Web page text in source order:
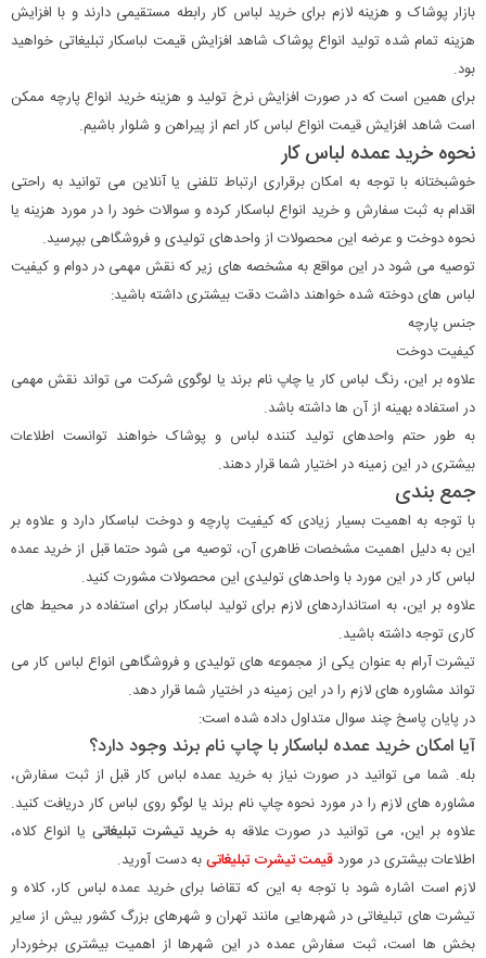
بازار پوشاک و هزینه لازم برای خرید لباس کار رابطه مستقیمی دارند و با افزایش
هزینه تمام شده تولید انواع پوشاک شاهد افزایش قیمت لباسکار تبلیغاتی خواهید
بود.
برای همین است که در صورت افزایش نرخ تولید و هزینه خرید انواع پارچه ممکن
است شاهد افزایش قیمت انواع لباس کار اعم از پیراهن و شلوار باشیم.
نحوه خرید عمده لباس کار
خوشبختانه با توجه به امکان برقراری ارتباط تلفنی یا آنلاین می توانید به راحتی
اقدام به ثبت سفارش و خرید انواع لباسکار کرده و سوالات خود را در مورد هزینه یا
نحوه دوخت و عرضه این محصولات از واحدهای تولیدی و فروشگاهی بپرسید.
توصیه می شود در این مواقع به مشخصه های زیر که نقش مهمی در دوام و کیفیت
لباس های دوخته شده خواهند داشت دقت بیشتری داشته باشید:
جنس پارچه
کیفیت دوخت
علاوه بر این، رنگ لباس کار یا چاپ نام برند یا لوگوی شرکت می تواند نقش مهمی
در استفاده بهینه از آن ها داشته باشد.
به طور حتم واحدهای تولید کننده لباس و پوشاک خواهند توانست اطلاعات
بیشتری در این زمینه در اختیار شما قرار دهند.
جمع بندی
با توجه به اهمیت بسیار زیادی که کیفیت پارچه و دوخت لباسکار دارد و علاوه بر
این به دلیل اهمیت مشخصات ظاهری آن، توصیه می شود حتما قبل از خرید عمده
لباس کار در این مورد با واحدهای تولیدی این محصولات مشورت کنید.
علاوه بر این، به استانداردهای لازم برای تولید لباسکار برای استفاده در محیط های
کاری توجه داشته باشید.
تیشرت آرام به عنوان یکی از مجموعه های تولیدی و فروشگاهی انواع لباس کار می
تواند مشاوره های لازم را در این زمینه در اختیار شما قرار دهد.
در پایان پاسخ چند سوال متداول داده شده است:
آیا امکان خرید عمده لباسکار با چاپ نام برند وجود دارد؟
بله. شما می توانید در صورت نیاز به خرید عمده لباس کار قبل از ثبت سفارش،
مشاوره های لازم را در مورد نحوه چاپ نام برند یا لوگو روی لباس کار دریافت کنید.
علاوه بر این، می توانید در صورت علاقه به خرید تیشرت تبلیغاتی یا انواع کلاه،
اطلاعات بیشتری در موردقیمت تیشرت تبلیغاتیبه دست آورید.
لازم است اشاره شود با توجه به این که تقاضا برای خرید عمده لباس کار، کلاه و
تیشرت های تبلیغاتی در شهرهایی مانند تهران و شهرهای بزرگ کشور بیش از سایر
بخش ها است، ثبت سفارش عمده در این شهرها از اهمیت بیشتری برخوردار